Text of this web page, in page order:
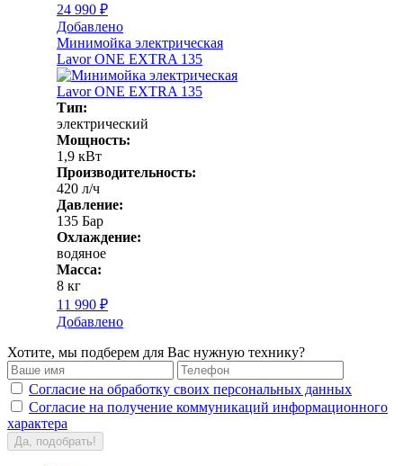
24 990 ₽
Добавлено
Минимойка электрическая
Lavor ONE EXTRA 135
Тип:
электрический
Мощность:
1,9 кВт
Производительность:
420 л/ч
Давление:
135 Бар
Охлаждение:
водяное
Масса:
8 кг
11 990 ₽
Добавлено
Хотите, мы подберем для Вас нужную технику?
Согласие на обработку своих персональных данных
Согласие на получение коммуникаций информационного
характера
Да, подобрать!